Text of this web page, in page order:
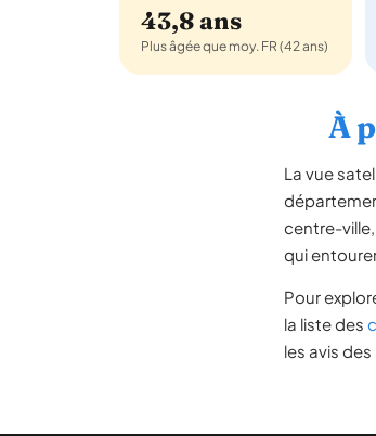
43,8 ans
Plus âgée que moy. FR (42 ans)
À
La vue
centre-
qui
Pour
la liste des
les avis